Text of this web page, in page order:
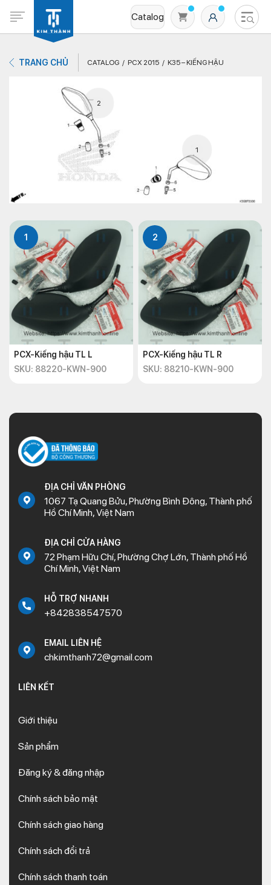
Catalog
Không có sản phẩm nào trong giỏ hàng
TRANG CHỦ CATALOG PCX 2015 K35 – KIẾNG HẬU
1
2
1
PCX-Kiếng hậu TL L
SKU: 88220-KWN-900
2
PCX-Kiếng hậu TL R
SKU: 88210-KWN-900
ĐỊA CHỈ VĂN PHÒNG
1067 Tạ Quang Bửu, Phường Bình Đông, Thành phố
Hồ Chí Minh, Việt Nam
ĐỊA CHỈ CỬA HÀNG
72 Phạm Hữu Chí, Phường Chợ Lớn, Thành phố Hồ
Chí Minh, Việt Nam
HỖ TRỢ NHANH
+842838547570
EMAIL LIÊN HỆ
chkimthanh72@gmail.com
LIÊN KẾT
Giới thiệu
Sản phẩm
Đăng ký & đăng nhập
Chính sách bảo mật
Chính sách giao hàng
Chính sách đổi trả
Chính sách thanh toán